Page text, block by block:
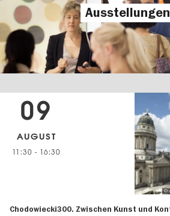
Ausstellungen
Chodowiecki300. Zwischen Kunst und
09
AUGUST
11:30 - 16:30
©